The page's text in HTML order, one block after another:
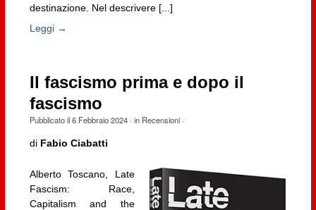
destinazione. Nel descrivere [...]
Leggi →
Il fascismo prima e dopo il
fascismo
Pubblicato il6 Febbraio 2024· in Recensioni·
di Fabio Ciabatti
Alberto Toscano, Late
Fascism: Race,
Capitalism and the